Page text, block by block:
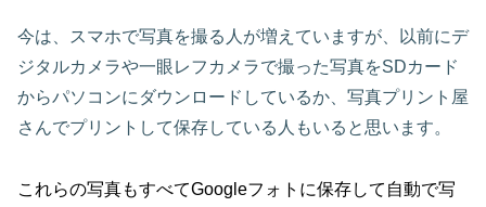
今は、スマホで写真を撮る人が増えていますが、以前にデ
ジタルカメラや一眼レフカメラで撮った写真をSDカード
からパソコンにダウンロードしているか、写真プリント屋
さんでプリントして保存している人もいると思います。
これらの写真もすべてGoogleフォトに保存して自動で写